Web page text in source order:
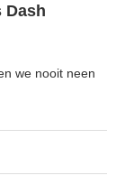
Dash
we nooit neen